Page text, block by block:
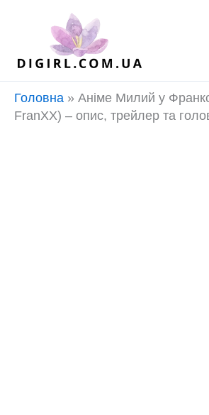
Головна » Аніме Милий у
FranXX) – опис, трейлер та